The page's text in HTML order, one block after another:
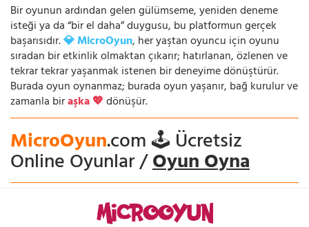
Bir oyunun ardından gelen gülümseme, yeniden deneme
isteği ya da “bir el daha” duygusu, bu platformun gerçek
başarısıdır.💎 MicroOyun, her yaştan oyuncu için oyunu
sıradan bir etkinlik olmaktan çıkarır; hatırlanan, özlenen ve
tekrar tekrar yaşanmak istenen bir deneyime dönüştürür.
Burada oyun oynanmaz; burada oyun yaşanır, bağ kurulur ve
zamanla biraşka 💖dönüşür.
MicroOyun.com 🕹️ Ücretsiz
Online Oyunlar /Oyun Oyna